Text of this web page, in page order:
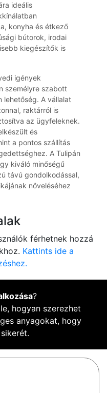
ideális
konyha és étkező
bútorok, irodai
kiegészítők is
igények
személyre szabott
lehetőség. A vállalat
raktárról is
az ügyfeleknek.
és
a pontos szállítás
A Tulipán
kiváló minőségű
távú gondolkodással,
növeléséhez
férhetnek hozzá
Kattints ide a
?
hogyan szerezhet
anyagokat, hogy